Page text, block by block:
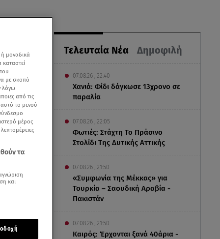
Τελευταία Νέα Δημοφιλή
07.08.26 , 22:40
Χανιά: Φίδι δάγκωσε 13χρονο σε
παραλία
07.08.26 , 22:05
Φωτιές: Στάχτη Το Πράσινο
Στολίδι Της Δυτικής Αττικής
07.08.26 , 21:50
«Συμφωνία της Μέκκας» για
Τουρκία – Σαουδική Αραβία -
Πακιστάν
07.08.26 , 21:50
Καιρός: Έρχονται ξανά 40άρια -
μοναδικά
με σκοπό
λόγω
από τις
αυτό το μενού
μέρος
τα
και